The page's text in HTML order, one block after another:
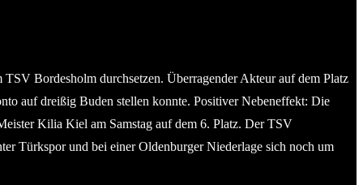
Bordesholm durchsetzen. Überragender Akteur auf dem Platz
auf dreißig Buden stellen konnte. Positiver Nebeneffekt: Die
Kilia Kiel am Samstag auf dem 6. Platz. Der TSV
Türkspor und bei einer Oldenburger Niederlage sich noch um